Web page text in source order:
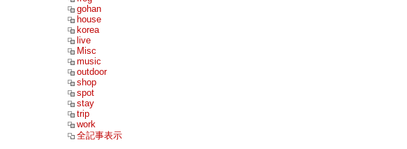
gohan
house
korea
live
Misc
music
outdoor
shop
spot
stay
trip
work
全記事表示